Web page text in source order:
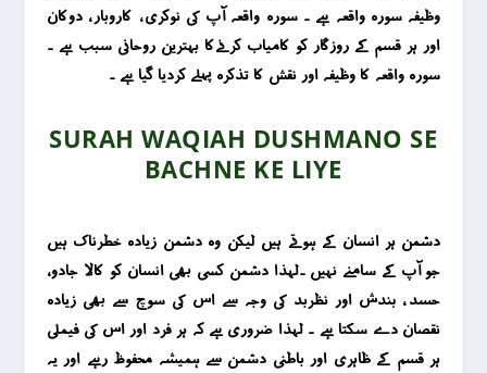
وظیفہ سورہ واقعہ ہے ۔ سورہ واقعہ آپ کی نوکری ، کاروبار ، دوکان
اور ہر قسم کے روزگار کو کامیاب کرنےکا بہترین روحانی سبب ہے ۔
سورہ واقعہ کا وظیفہ اور نقش کا تذکرہ پہلے کردیا گیا ہے ۔
SURAH WAQIAH DUSHMANO SE
BACHNE KE LIYE
دشمن ہر انسان کے ہوتے ہیں لیکن وہ دشمن زیادہ خطرناک ہیں
جو آپ کے سامنے نہیں ۔لہذا دشمن کسی بھی انسان کو کالا جادو ،
حسد ، بندش اور نظربد کی وجہ سے اس کی سوچ سے بھی زیادہ
نقصان دے سکتا ہے ۔ لہذا ضروری ہے کہ ہر فرد اور اس کی فیملی
ہر قسم کے ظاہری اور باطنی دشمن سے ہمیشہ محفوظ رہے اور یہ